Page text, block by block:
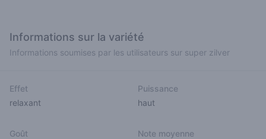
Informations sur la variété
Informations soumises par les utilisateurs sur super zilver
Effet
relaxant
Puissance
haut
Goût
Note moyenne